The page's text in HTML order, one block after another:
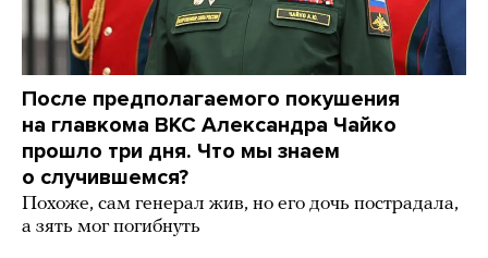
После предполагаемого покушения
на главкома ВКС Александра Чайко
прошло три дня. Что мы знаем
о случившемся?
Похоже, сам генерал жив, но его дочь пострадала,
а зять мог погибнуть